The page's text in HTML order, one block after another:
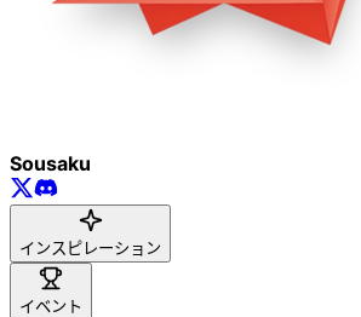
Sousaku
インスピレーション
イベント